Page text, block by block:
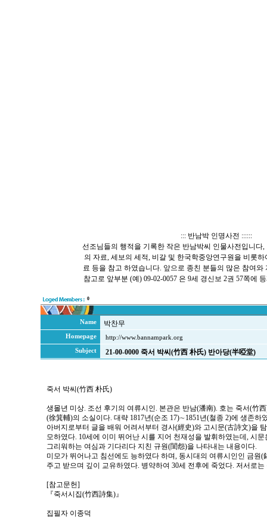
::: 반남박 인명사전 ::::::
선조님들의 행적을 기록한 작은 반남박씨 인물사전입니다
의 자료, 세보의 세적, 비갈 및 한국학중앙연구원을 비롯
료 등을 참고 하였습니다. 앞으로 종친 분들의 많은 참여와
참고로 앞부분 (예) 09-02-0057 은 9세 경신보 2권 57쪽에
0
Name 박찬무
Homepage
http://www.bannampark.org
Subject
21-00-0000 죽서 박씨(竹西 朴氏) 반아당(半啞堂)
죽서 박씨(竹西 朴氏)
생몰년 미상. 조선 후기의 여류시인. 본관은 반남(潘南). 호는 죽서(竹
(徐箕輔)의 소실이다. 대략 1817년(순조 17)∼1851년(철종 2)에 생존하
아버지로부터 글을 배워 어려서부터 경사(經史)와 고시문(古詩文)을
모하였다. 10세에 이미 뛰어난 시를 지어 천재성을 발휘하였는데, 시
그리워하는 여심과 기다리다 지친 규원(閨怨)을 나타내는 내용이다.
미모가 뛰어나고 침선에도 능하였다 하며, 동시대의 여류시인인 금원
주고 받으며 깊이 교유하였다. 병약하여 30세 전후에 죽었다. 저서로
[참고문헌]
『죽서시집(竹西詩集)』
집필자 이종덕